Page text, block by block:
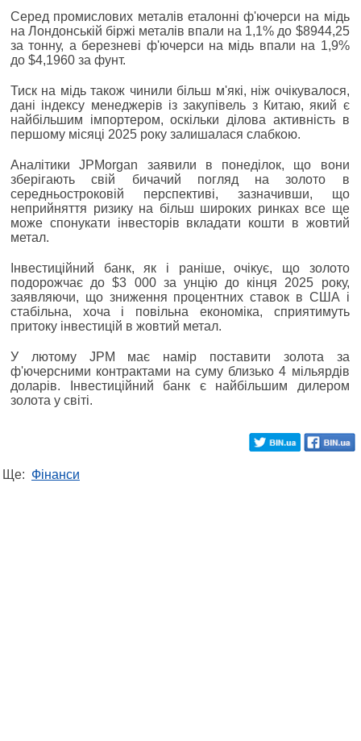
Серед промислових металів еталонні ф'ючерси на мідь
на Лондонській біржі металів впали на 1,1% до $8944,25
за тонну, а березневі ф'ючерси на мідь впали на 1,9%
до $4,1960 за фунт.
Тиск на мідь також чинили більш м'які, ніж очікувалося,
дані індексу менеджерів із закупівель з Китаю, який є
найбільшим імпортером, оскільки ділова активність в
першому місяці 2025 року залишалася слабкою.
Аналітики JPMorgan заявили в понеділок, що вони
зберігають свій бичачий погляд на золото в
середньостроковій перспективі, зазначивши, що
неприйняття ризику на більш широких ринках все ще
може спонукати інвесторів вкладати кошти в жовтий
метал.
Інвестиційний банк, як і раніше, очікує, що золото
подорожчає до $3 000 за унцію до кінця 2025 року,
заявляючи, що зниження процентних ставок в США і
стабільна, хоча і повільна економіка, сприятимуть
притоку інвестицій в жовтий метал.
У лютому JPM має намір поставити золота за
ф'ючерсними контрактами на суму близько 4 мільярдів
доларів. Інвестиційний банк є найбільшим дилером
золота у світі.
Ще: Фінанси